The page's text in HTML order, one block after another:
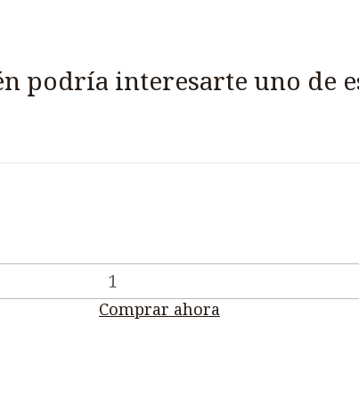
podría interesarte uno de
Comprar ahora